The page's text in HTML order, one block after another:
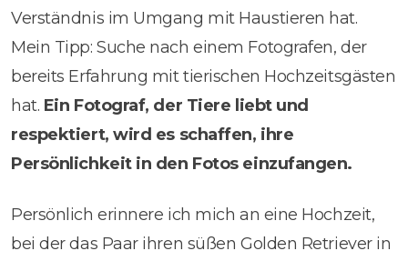
Verständnis im Umgang mit Haustieren hat.
Mein Tipp: Suche nach einem Fotografen, der
bereits Erfahrung mit tierischen Hochzeitsgästen
hat. Ein Fotograf, der Tiere liebt und
respektiert, wird es schaffen, ihre
Persönlichkeit in den Fotos einzufangen.
Persönlich erinnere ich mich an eine Hochzeit,
bei der das Paar ihren süßen Golden Retriever in